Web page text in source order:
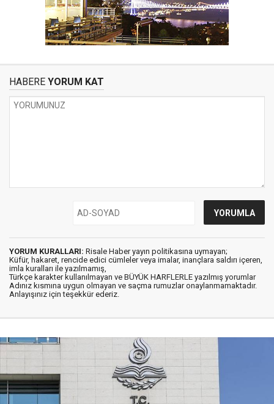
HABERE YORUM KAT
YORUM KURALLARI: Risale Haber yayın politikasına uymayan;
Küfür, hakaret, rencide edici cümleler veya imalar, inançlara saldırı içeren,
imla kuralları ile yazılmamış,
Türkçe karakter kullanılmayan ve BÜYÜK HARFLERLE yazılmış yorumlar
Adınız kısmına uygun olmayan ve saçma rumuzlar onaylanmamaktadır.
Anlayışınız için teşekkür ederiz.